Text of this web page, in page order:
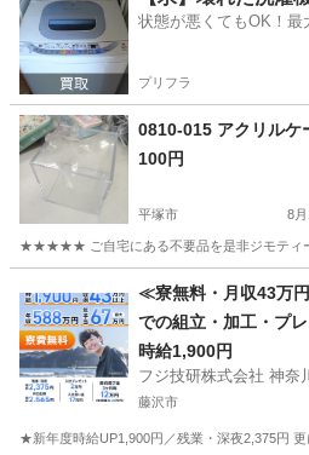
状態が悪くてもOK！最
プリフラ
0810-015 アクリルケ
100円
平塚市 8月
★★★★★ ご自宅にある不要品を是非ジモティー
収納家具 アクリル
≪寮無料・月収43万
での組立・加工・プ
時給1,900円
フジ技研株式会社 神奈
藤沢市
★新年度時給UP1,900円／残業・深夜2,375円